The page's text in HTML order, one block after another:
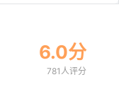
6.0分
781人评分